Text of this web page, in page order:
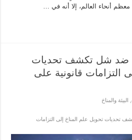
أنحاء العالم، إلا أنه في …
ضد شل تكشف تحديات
التزامات قانونية على
البيئة والمناخ
تحديات تحويل علم المناخ إلى التزامات